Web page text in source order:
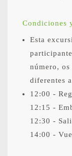
Condiciones
Esta
número, os
diferentes
12:00 -
12:15 -
12:30 -
14:00 -